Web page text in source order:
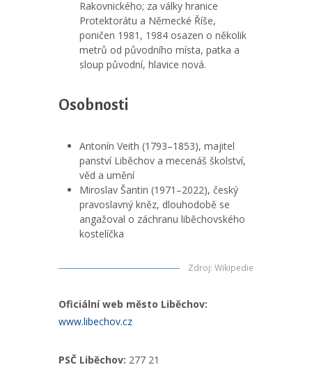
Rakovnického; za války hranice
Protektorátu a Německé Říše,
poničen 1981, 1984 osazen o několik
metrů od původního místa, patka a
sloup původní, hlavice nová.
Osobnosti
Antonín Veith (1793–1853), majitel
panství Liběchov a mecenáš školství,
věd a umění
Miroslav Šantin (1971–2022), český
pravoslavný kněz, dlouhodobě se
angažoval o záchranu liběchovského
kostelíčka
Zdroj: Wikipedie
Oficiální web město Liběchov:
www.libechov.cz
PSČ Liběchov: 277 21